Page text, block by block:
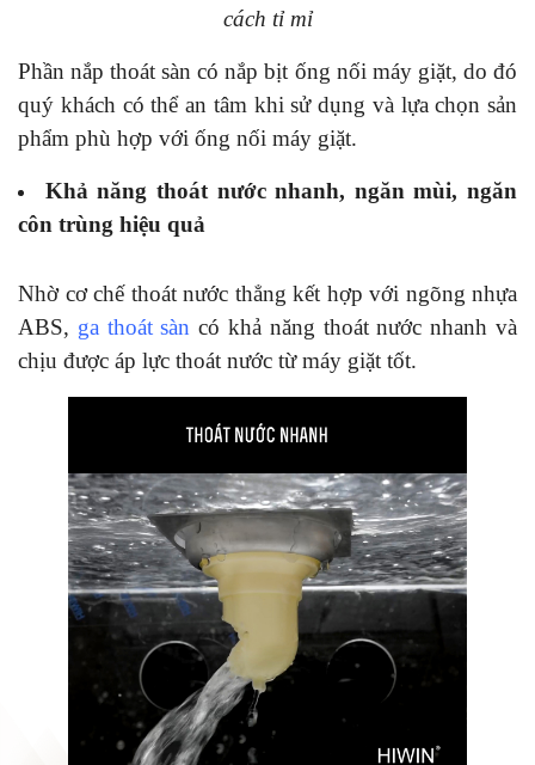
cách tỉ mỉ
Phần nắp thoát sàn có nắp bịt ống nối máy giặt, do đó
quý khách có thể an tâm khi sử dụng và lựa chọn sản
phẩm phù hợp với ống nối máy giặt.
Khả năng thoát nước nhanh, ngăn mùi, ngăn
côn trùng hiệu quả
Nhờ cơ chế thoát nước thẳng kết hợp với ngõng nhựa
ABS, ga thoát sàn có khả năng thoát nước nhanh và
chịu được áp lực thoát nước từ máy giặt tốt.